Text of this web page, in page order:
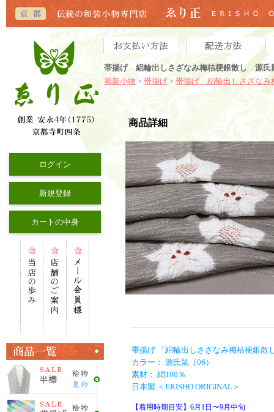
帯揚げ 絽輪出しさざなみ梅桔梗銀散し 源氏
和装小物 > 帯揚げ > 帯揚げ 絽輪出しさざなみ
ログイン
新規登録
カートの中身
商品詳細
帯揚げ 「絽輪出しさざなみ梅桔梗銀散
カラー： 源氏鼠（06）
素材： 絹100％
日本製 ＜ERISHO ORIGINAL＞
【着用時期目安】6月1日〜9月中旬